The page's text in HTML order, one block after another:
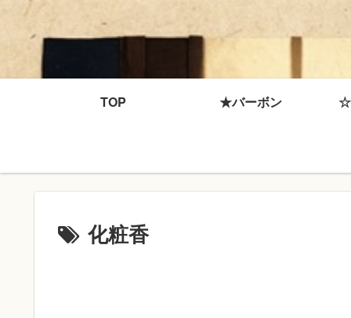
TOP ★バーボン ☆
化粧香